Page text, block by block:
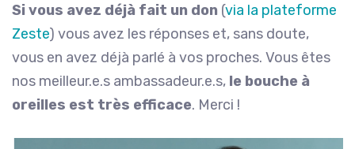
Si vous avez déjà fait un don (via la plateforme
Zeste) vous avez les réponses et, sans doute,
vous en avez déjà parlé à vos proches. Vous êtes
nos meilleur.e.s ambassadeur.e.s, le bouche à
oreilles est très efficace. Merci !